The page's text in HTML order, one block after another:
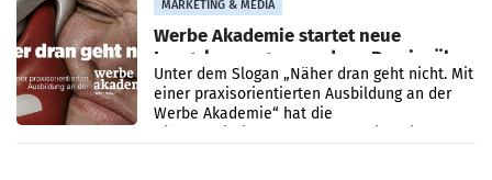
MARKETING & MEDIA
Werbe Akademie startet neue
Imagekampagne rund um Praxisnähe
Unter dem Slogan „Näher dran geht nicht. Mit
einer praxisorientierten Ausbildung an der
Werbe Akademie“ hat die